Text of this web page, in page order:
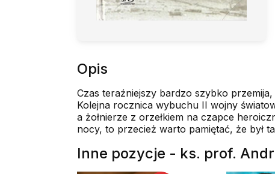
Opis
Czas teraźniejszy bardzo szybko
Kolejna rocznica wybuchu II wojny
a żołnierze z orzełkiem na czapce
nocy, to przecież warto pamiętać, że był
Inne pozycje - ks. prof.